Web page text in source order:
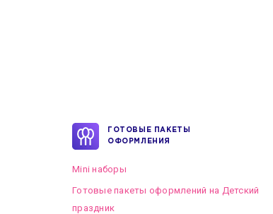
ГОТОВЫЕ ПАКЕТЫ
ОФОРМЛЕНИЯ
Mini наборы
Готовые пакеты оформлений на Детский
праздник